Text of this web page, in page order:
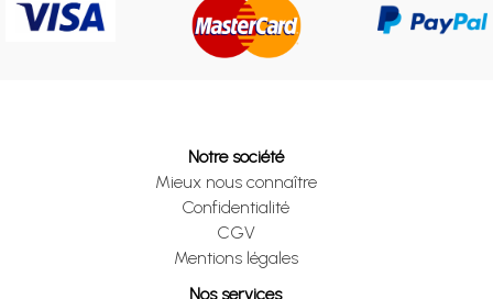
Notre société
Mieux nous connaître
Confidentialité
CGV
Mentions légales
Nos services